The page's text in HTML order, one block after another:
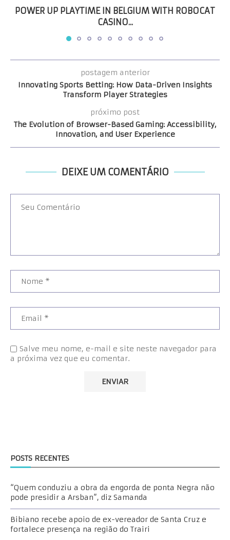
POWER UP PLAYTIME IN BELGIUM WITH ROBOCAT
CASINO...
postagem anterior
Innovating Sports Betting: How Data-Driven Insights
Transform Player Strategies
próximo post
The Evolution of Browser-Based Gaming: Accessibility,
Innovation, and User Experience
DEIXE UM COMENTÁRIO
Salve meu nome, e-mail e site neste navegador para
a próxima vez que eu comentar.
POSTS RECENTES
“Quem conduziu a obra da engorda de ponta Negra não
pode presidir a Arsban”, diz Samanda
Bibiano recebe apoio de ex-vereador de Santa Cruz e
fortalece presença na região do Trairi